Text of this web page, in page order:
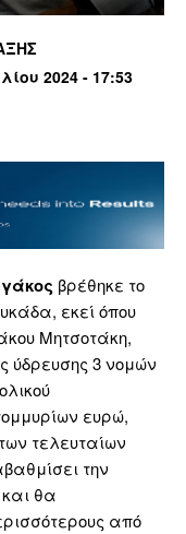
2024 - 17:53
βρέθηκε το
εκεί όπου
Μητσοτάκη,
ύδρευσης 3 νομών
ευρώ,
τελευταίων
την
θα
από